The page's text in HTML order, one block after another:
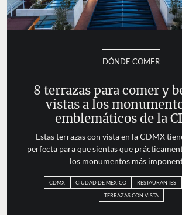
DÓNDE COMER
8 terrazas para comer y
vistas a los
emblemáticos de la
Estas terrazas con vista en la CDMX
perfecta para que sientas que
los monumentos más
CDMX CIUDAD DE MEXICO RESTAURANTES
TERRAZAS CON VISTA